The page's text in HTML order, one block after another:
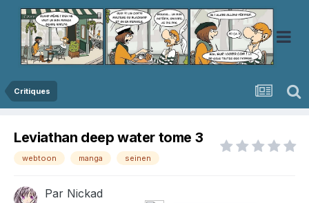
Critiques
Leviathan deep water tome 3
webtoon manga seinen
Par Nickad